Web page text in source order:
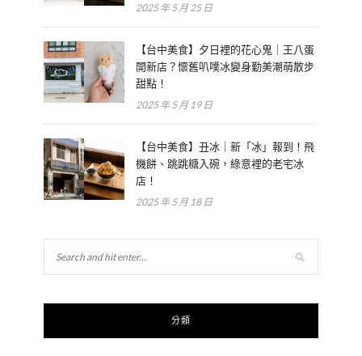
2025 年 5 月 25 日
【台中美食】夕日裡的花心鬼｜王八蛋
開新店？懷舊叭噗冰變身勤美潮萌散步
甜點！
2025 年 5 月 19 日
【台中美食】丑冰｜新「冰」報到！飛
機餅、跳跳糖入碗，綠意裡的老宅冰
店！
2025 年 5 月 18 日
分類